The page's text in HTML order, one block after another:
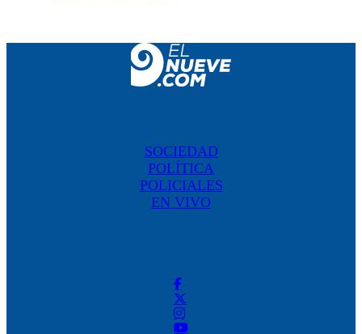
SOCIEDAD
POLÍTICA
POLICIALES
EN VIVO